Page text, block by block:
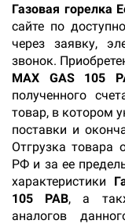
Газовая горелка
сайте по
через заявку,
звонок.
MAX GAS 105
полученного
товар, в котором
поставки и
Отгрузка товара
РФ и за ее
характеристики
105 РАВ, а
аналогов